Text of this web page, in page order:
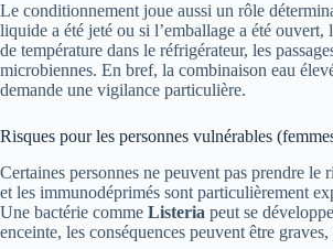
Le conditionnement joue aussi un rôle
liquide a été jeté ou si l’emballage a été
de température dans le réfrigérateur, les
microbiennes. En bref, la combinaison eau
demande une vigilance particulière.
Risques pour les personnes vulnérables
Certaines personnes ne peuvent pas prendre le
et les immunodéprimés sont particulièrement
Une bactérie comme Listeria peut se
enceinte, les conséquences peuvent être